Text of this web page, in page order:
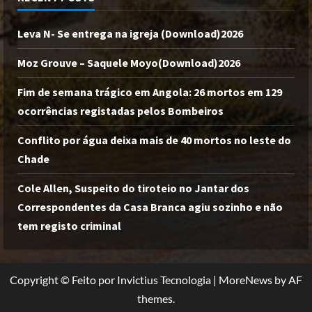
Leva N- Se entrega na igreja (Download)2026
Moz Grouve – Saquele Moyo(Download)2026
Fim de semana trágico em Angola: 26 mortos em 129
ocorrências registadas pelos Bombeiros
Conflito por água deixa mais de 40 mortos no leste do
Chade
Cole Allen, Suspeito do tiroteio no Jantar dos
Correspondentes da Casa Branca agiu sozinho e não
tem registo criminal
Copyright © Feito por Invictius Tecnologia | MoreNews by AF
themes.